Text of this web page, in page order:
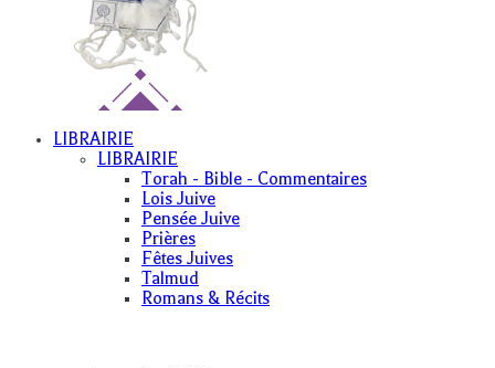
LIBRAIRIE
LIBRAIRIE
Torah - Bible - Commentaires
Lois Juive
Pensée Juive
Prières
Fêtes Juives
Talmud
Romans & Récits